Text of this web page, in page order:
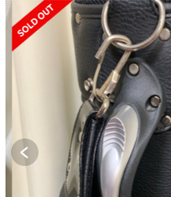
SOLD OUT